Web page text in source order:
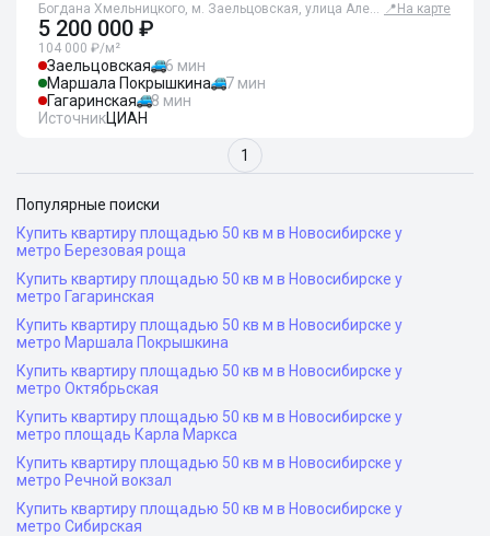
Богдана Хмельницкого, м. Заельцовская, улица Але… 📍 На карте
5 200 000 ₽
104 000 ₽/м²
Заельцовская
6 мин
Маршала Покрышкина
7 мин
Гагаринская
8 мин
ИсточникЦИАН
1
Популярные поиски
Купить квартиру площадью 50 кв м в Новосибирске у
метро Березовая роща
Купить квартиру площадью 50 кв м в Новосибирске у
метро Гагаринская
Купить квартиру площадью 50 кв м в Новосибирске у
метро Маршала Покрышкина
Купить квартиру площадью 50 кв м в Новосибирске у
метро Октябрьская
Купить квартиру площадью 50 кв м в Новосибирске у
метро площадь Карла Маркса
Купить квартиру площадью 50 кв м в Новосибирске у
метро Речной вокзал
Купить квартиру площадью 50 кв м в Новосибирске у
метро Сибирская